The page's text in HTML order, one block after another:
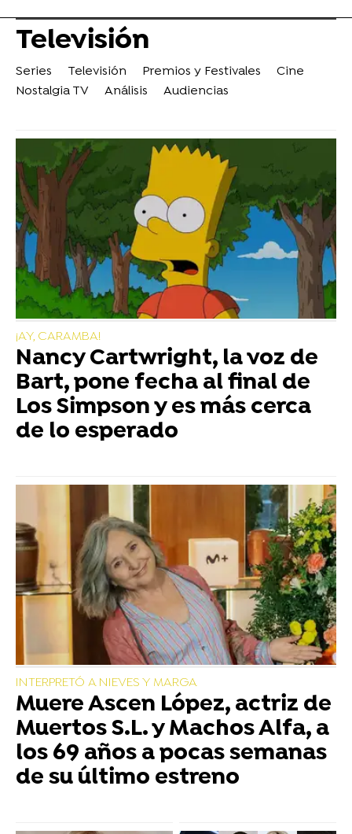
Televisión
Series Televisión Premios y Festivales
Cine
Nostalgia TV
Análisis Audiencias
¡AY, CARAMBA!
Nancy Cartwright, la voz de
Bart, pone fecha al final de
Los Simpson y es más cerca
de lo esperado
INTERPRETÓ A NIEVES Y MARGA
Muere Ascen López, actriz de
Muertos S.L. y Machos Alfa, a
los 69 años a pocas semanas
de su último estreno